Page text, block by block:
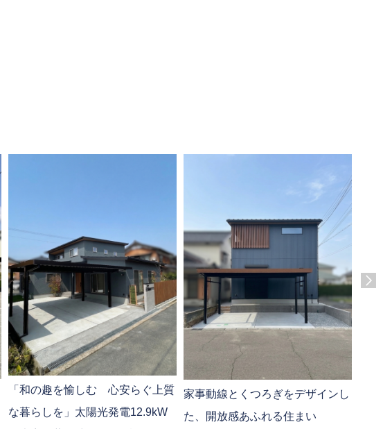
「和の趣を愉しむ 心安らぐ上質
な暮らしを」太陽光発電12.9kW
家事動線とくつろぎをデザインし
た、開放感あふれる住まい